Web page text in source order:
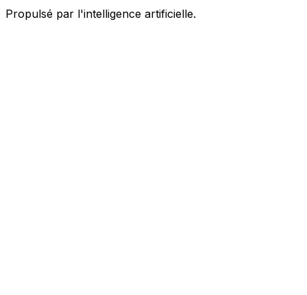
Propulsé par l'intelligence artificielle.